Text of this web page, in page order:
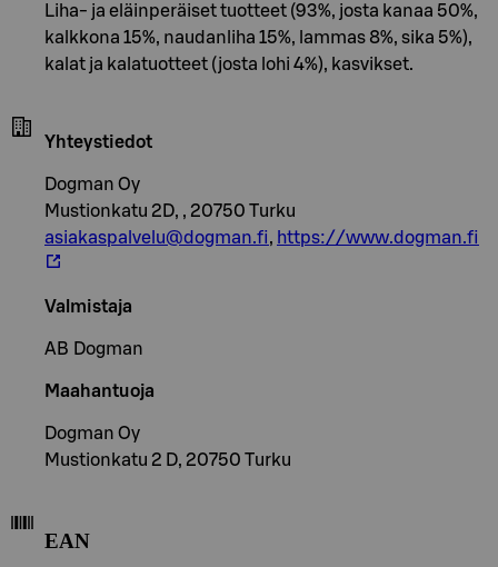
Liha- ja eläinperäiset tuotteet (93%, josta kanaa 50%,
kalkkona 15%, naudanliha 15%, lammas 8%, sika 5%),
kalat ja kalatuotteet (josta lohi 4%), kasvikset.
Yhteystiedot
Dogman Oy
Mustionkatu 2D, , 20750 Turku
asiakaspalvelu@dogman.fi, https://www.dogman.fi
Valmistaja
AB Dogman
Maahantuoja
Dogman Oy
Mustionkatu 2 D, 20750 Turku
EAN